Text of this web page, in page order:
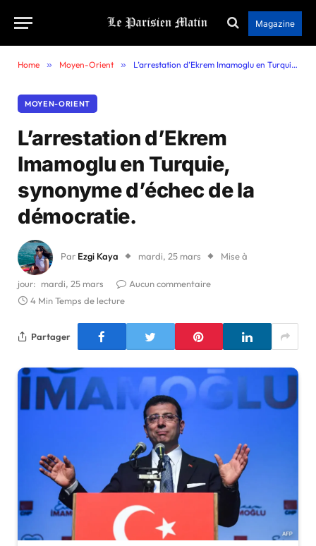
Magazine
Home » Moyen-Orient » L’arrestation d’Ekrem Imamoglu en Turquie, synonyme d’échec de la démocratie.
MOYEN-ORIENT
L’arrestation d’Ekrem
Imamoglu en Turquie,
synonyme d’échec de la
démocratie.
Par Ezgi Kaya mardi, 25 mars Mise à
jour: mardi, 25 mars
Aucun commentaire
4 Min Temps de lecture
Partager